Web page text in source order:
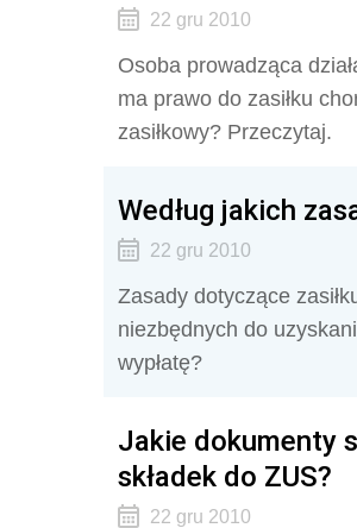
22 gru 2010
Osoba prowadząca
ma prawo do zasiłku
zasiłkowy? Przeczytaj.
Według jakich
22 gru 2010
Zasady dotyczące
niezbędnych do
wypłatę?
Jakie dokumenty
składek do ZUS?
22 gru 2010